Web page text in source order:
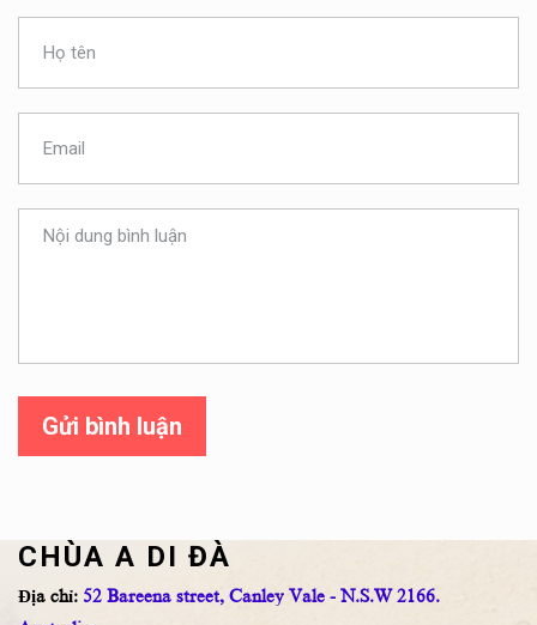
Gửi bình luận
CHÙA A DI ĐÀ
Địa chỉ: 52 Bareena street, Canley Vale - N.S.W 2166.